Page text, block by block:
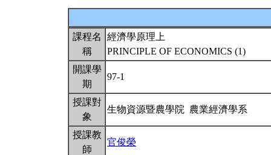
課程名
稱
經濟學原理上
PRINCIPLE OF ECONOMICS (1)
開課學
期
97-1
授課對
象
生物資源暨農學院 農業經濟學系
授課教
師
官俊榮